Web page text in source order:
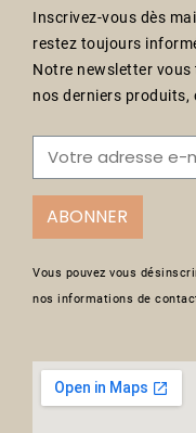
Inscrivez-vous dès
restez toujours
Notre newsletter
nos derniers
ABONNER
Vous pouvez vous
nos informations de